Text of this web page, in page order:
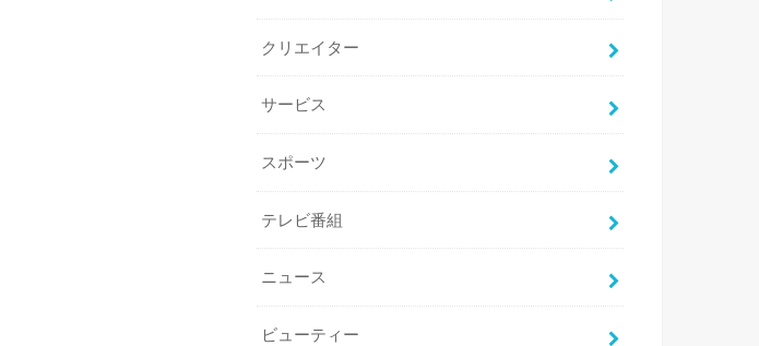
クリエイター
サービス
スポーツ
テレビ番組
ニュース
ビューティー